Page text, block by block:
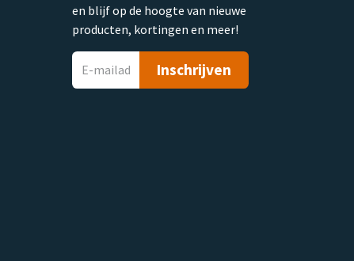
en blijf op de hoogte van nieuwe
producten, kortingen en meer!
Inschrijven